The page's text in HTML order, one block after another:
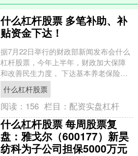
什么杠杆股票 多笔补助、补
贴资金下达！
据7月22日举行的财政部新闻发布会什么
杠杆股票，今年上半年，财政加大保障
和改善民生力度， 下达基本养老保险补
助资金1.2万亿元，支持地方按时足额发
放养老金； 下....
什么杠杆股票
阅读： 156 栏目： 配资实盘杠杆
什么杠杆股票 每周股票复
盘：雅戈尔（600177）新昊
纺科为子公司担保5000万元